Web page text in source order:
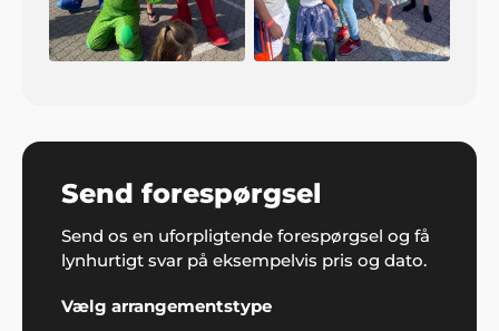
Send forespørgsel
Send os en uforpligtende forespørgsel og få
lynhurtigt svar på eksempelvis pris og dato.
Vælg arrangementstype